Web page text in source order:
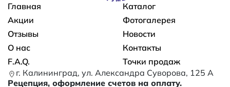
Основная навигация
Главная
Каталог
Акции
Фотогалерея
Отзывы
Новости
О нас
Контакты
F.A.Q.
Точки продаж
г. Калининград, ул. Александра Суворова, 125 А
Рецепция, оформление счетов на оплату.